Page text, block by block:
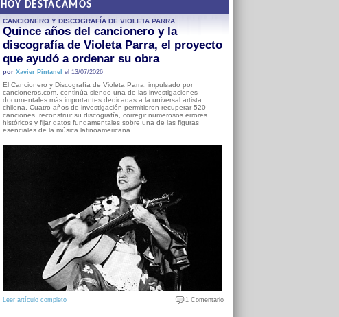
HOY DESTACAMOS
CANCIONERO Y DISCOGRAFÍA DE VIOLETA PARRA
Quince años del cancionero y la
discografía de Violeta Parra, el proyecto
que ayudó a ordenar su obra
por Xavier Pintanel el 13/07/2026
El Cancionero y Discografía de Violeta Parra, impulsado por
cancioneros.com, continúa siendo una de las investigaciones
documentales más importantes dedicadas a la universal artista
chilena. Cuatro años de investigación permitieron recuperar 520
canciones, reconstruir su discografía, corregir numerosos errores
históricos y fijar datos fundamentales sobre una de las figuras
esenciales de la música latinoamericana.
Leer artículo completo 1 Comentario